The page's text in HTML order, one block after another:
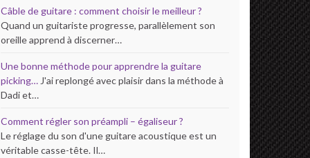
Câble de guitare : comment choisir le meilleur ?
Quand un guitariste progresse, parallèlement son
oreille apprend à discerner…
Une bonne méthode pour apprendre la guitare
picking… J'ai replongé avec plaisir dans la méthode à
Dadi et…
Comment régler son préampli – égaliseur ?
Le réglage du son d'une guitare acoustique est un
véritable casse-tête. Il…